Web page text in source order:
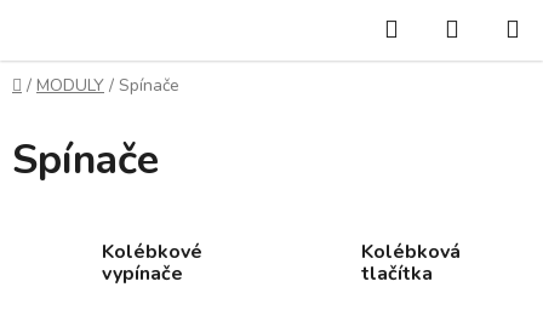
obsah
Hledat
KOŠÍK
Domů
/ MODULY / Spínače
Spínače
Kolébkové
vypínače
Kolébková
tlačítka